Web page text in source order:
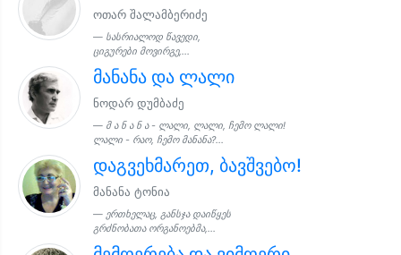
ოთარ შალამბერიძე
სასრიალოდ წავედი,
ციგურები მოვირგე,...
მანანა და ლალი
ნოდარ დუმბაძე
მ ა ნ ა ნ ა - ლალი, ლალი, ჩემო ლალი!
ლალი - რაო, ჩემო მანანა?...
დაგვეხმარეთ, ბავშვებო!
მანანა ტონია
ერთხელაც, განსჯა დაიწყეს
გრძნობათა ორგანოებმა,...